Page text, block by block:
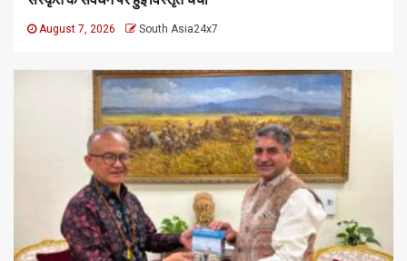
August 7, 2026 South Asia24x7